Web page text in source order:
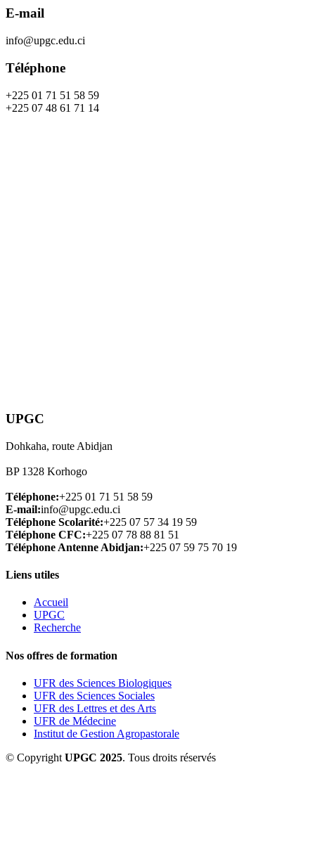
E-mail
info@upgc.edu.ci
Téléphone
+225 01 71 51 58 59
+225 07 48 61 71 14
UPGC
Dohkaha, route Abidjan
BP 1328 Korhogo
Téléphone:+225 01 71 51 58 59
E-mail:info@upgc.edu.ci
Téléphone Scolarité:+225 07 57 34 19 59
Téléphone CFC:+225 07 78 88 81 51
Téléphone Antenne Abidjan:+225 07 59 75 70 19
Liens utiles
Accueil
UPGC
Recherche
Nos offres de formation
UFR des Sciences Biologiques
UFR des Sciences Sociales
UFR des Lettres et des Arts
UFR de Médecine
Institut de Gestion Agropastorale
© Copyright UPGC 2025. Tous droits réservés